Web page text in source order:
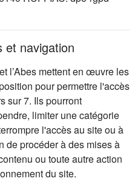
et navigation
l’Abes mettent en œuvre les
pour permettre l'accès
sur 7. Ils pourront
limiter une catégorie
l'accès au site ou à
de procéder à des mises à
ou toute autre action
du site.